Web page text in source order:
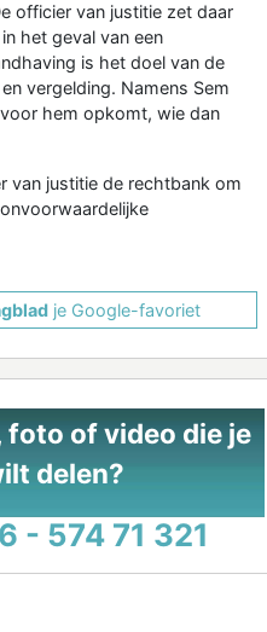
officier van justitie zet daar
het geval van een
is het doel van de
vergelding. Namens Sem
hem opkomt, wie dan
van justitie de rechtbank om
je Google-favoriet
foto of video die je
delen?
- 574 71 321